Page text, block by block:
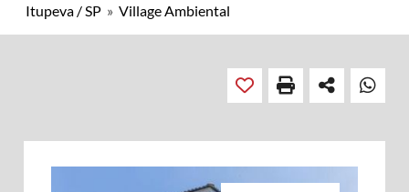
Itupeva / SP » Village Ambiental